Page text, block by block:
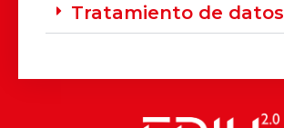
Tratamiento de datos